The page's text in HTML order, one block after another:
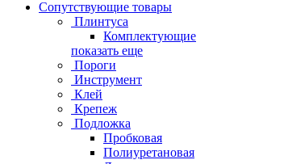
Сопутствующие товары
Плинтуса
Комплектующие
показать еще
Пороги
Инструмент
Клей
Крепеж
Подложка
Пробковая
Полиуретановая